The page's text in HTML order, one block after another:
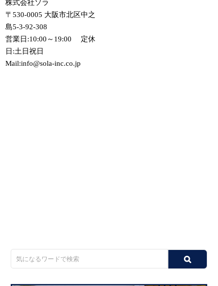
株式会社ソラ
〒530-0005 大阪市北区中之
島5-3-92-308
営業日:10:00～19:00 定休
日:土日祝日
Mail:info@sola-inc.co.jp